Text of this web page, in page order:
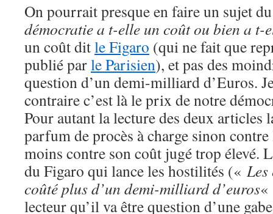
On pourrait presque en faire un sujet
démocratie a t-elle un coût ou bien a t-
un coût ditle Figaro (qui ne fait que
publié parle Parisien), et pas des
question d’un demi-milliard d’Euros.
contraire c’est là le prix de notre
Pour autant la lecture des deux articles
parfum de procès à charge sinon
moins contre son coût jugé trop élevé.
du Figaro qui lance les hostilités («
coûté plus d’un demi-milliard d’euros«
lecteur qu’il va être question d’une